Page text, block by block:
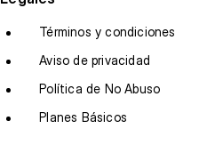
Términos y condiciones
Aviso de privacidad
Política de No Abuso
Planes Básicos